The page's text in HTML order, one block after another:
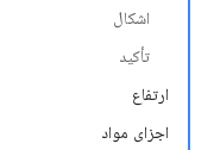
اشکال
تأکید
ارتفاع
اجزای مواد